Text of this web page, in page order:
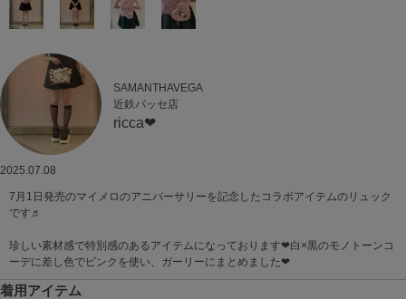
SAMANTHAVEGA
近鉄パッセ店
ricca❤︎
2025.07.08
7月1日発売のマイメロのアニバーサリーを記念したコラボアイテムのリュック
です♬
珍しい素材感で特別感のあるアイテムになっております❤︎白×黒のモノトーンコ
ーデに差し色でピンクを使い、ガーリーにまとめました❤︎
着用アイテム